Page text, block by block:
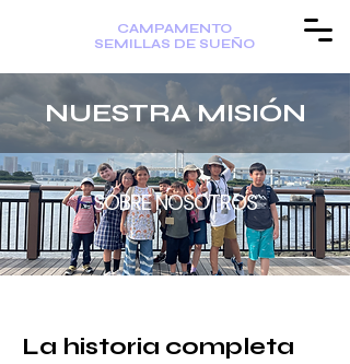
CAMPAMENTO
SEMILLAS DE SUEÑO
NUESTRA MISIÓN
SOBRE NOSOTROS
La historia completa